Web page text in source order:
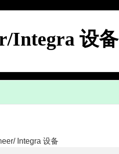
Integra 设备
Integra 设备